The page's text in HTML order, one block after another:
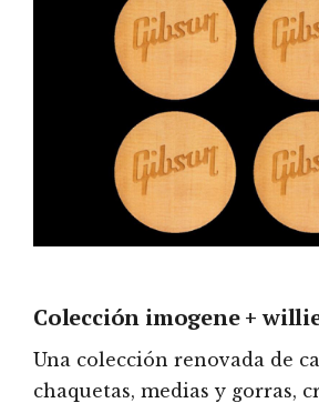
Colección imogene +
Una colección renovada de
chaquetas, medias y gorras,